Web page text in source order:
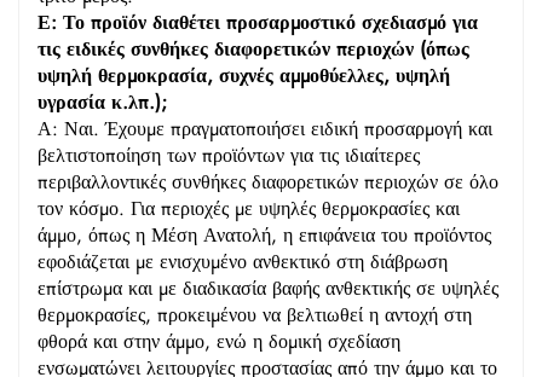
Ε: Το προϊόν διαθέτει προσαρμοστικό σχεδιασμό για
τις ειδικές συνθήκες διαφορετικών περιοχών (όπως
υψηλή θερμοκρασία, συχνές αμμοθύελλες, υψηλή
υγρασία κ.λπ.);
Α: Ναι. Έχουμε πραγματοποιήσει ειδική προσαρμογή και
βελτιστοποίηση των προϊόντων για τις ιδιαίτερες
περιβαλλοντικές συνθήκες διαφορετικών περιοχών σε όλο
τον κόσμο. Για περιοχές με υψηλές θερμοκρασίες και
άμμο, όπως η Μέση Ανατολή, η επιφάνεια του προϊόντος
εφοδιάζεται με ενισχυμένο ανθεκτικό στη διάβρωση
επίστρωμα και με διαδικασία βαφής ανθεκτικής σε υψηλές
θερμοκρασίες, προκειμένου να βελτιωθεί η αντοχή στη
φθορά και στην άμμο, ενώ η δομική σχεδίαση
ενσωματώνει λειτουργίες προστασίας από την άμμο και το